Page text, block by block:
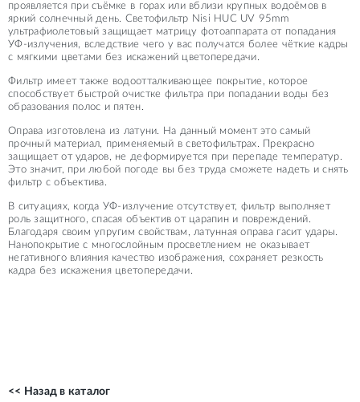
проявляется при съёмке в горах или вблизи крупных водоёмов в
яркий солнечный день. Светофильтр Nisi HUC UV 95mm
ультрафиолетовый защищает матрицу фотоаппарата от попадания
УФ-излучения, вследствие чего у вас получатся более чёткие кадры
с мягкими цветами без искажений цветопередачи.
Фильтр имеет также водоотталкивающее покрытие, которое
способствует быстрой очистке фильтра при попадании воды без
образования полос и пятен.
Оправа изготовлена из латуни. На данный момент это самый
прочный материал, применяемый в светофильтрах. Прекрасно
защищает от ударов, не деформируется при перепаде температур.
Это значит, при любой погоде вы без труда сможете надеть и снять
фильтр с объектива.
В ситуациях, когда УФ-излучение отсутствует, фильтр выполняет
роль защитного, спасая объектив от царапин и повреждений.
Благодаря своим упругим свойствам, латунная оправа гасит удары.
Нанопокрытие с многослойным просветлением не оказывает
негативного влияния качество изображения, сохраняет резкость
кадра без искажения цветопередачи.
<< Назад в каталог